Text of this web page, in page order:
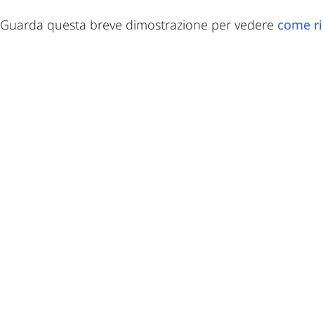
Guarda questa breve dimostrazione per vedere come